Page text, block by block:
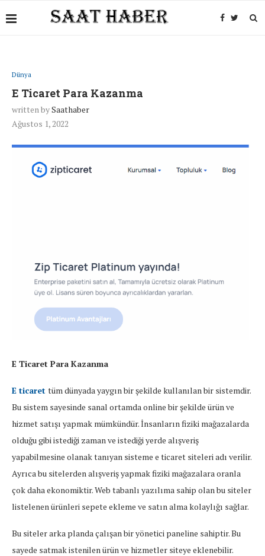
Dünya
E Ticaret Para Kazanma
written bySaathaber
Ağustos 1, 2022
E Ticaret Para Kazanma
E ticaret tüm dünyada yaygın bir şekilde kullanılan bir sistemdir.
Bu sistem sayesinde sanal ortamda online bir şekilde ürün ve
hizmet satışı yapmak mümkündür. İnsanların fiziki mağazalarda
olduğu gibi istediği zaman ve istediği yerde alışveriş
yapabilmesine olanak tanıyan sisteme e ticaret siteleri adı verilir.
Ayrıca bu sitelerden alışveriş yapmak fiziki mağazalara oranla
çok daha ekonomiktir. Web tabanlı yazılıma sahip olan bu siteler
listelenen ürünleri sepete ekleme ve satın alma kolaylığı sağlar.
Bu siteler arka planda çalışan bir yönetici paneline sahiptir. Bu
sayede satmak istenilen ürün ve hizmetler siteye eklenebilir.